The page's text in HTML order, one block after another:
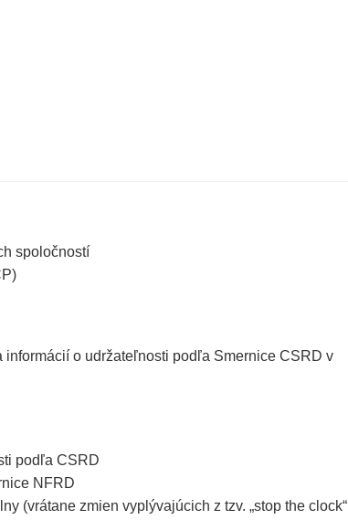
spoločností
o udržateľnosti podľa Smernice CSRD v
podľa CSRD
NFRD
(vrátane zmien vyplývajúcich z tzv. „stop the clock“